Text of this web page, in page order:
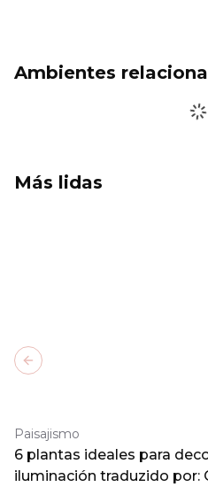
Ambientes
Más lidas
Paisajismo
6 plantas ideales para
iluminación traduzido por:
Previous slide